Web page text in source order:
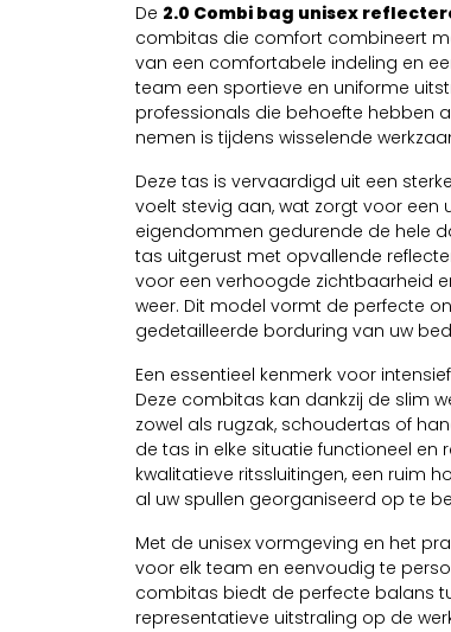
De 2.0 Combi bag unisex
combitas die comfort combineert
van een comfortabele indeling en
team een sportieve en uniforme
professionals die behoefte hebben
nemen is tijdens wisselende
Deze tas is vervaardigd uit een
voelt stevig aan, wat zorgt voor een
eigendommen gedurende de hele
tas uitgerust met opvallende
voor een verhoogde zichtbaarheid
weer. Dit model vormt de perfecte
gedetailleerde borduring van uw
Een essentieel kenmerk voor
Deze combitas kan dankzij de slim
zowel als rugzak, schoudertas of
de tas in elke situatie functioneel en
kwalitatieve ritssluitingen, een ruim
al uw spullen georganiseerd op te
Met de unisex vormgeving en het
voor elk team en eenvoudig te
combitas biedt de perfecte balans
representatieve uitstraling op de